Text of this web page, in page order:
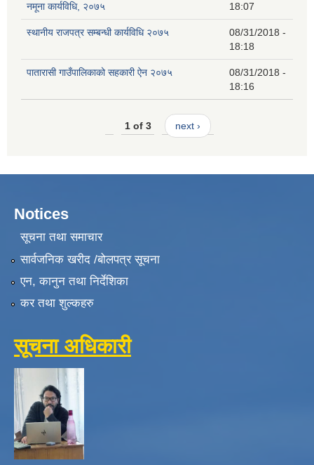
नमूना कार्यविधि, २०७५
18:07
स्थानीय राजपत्र सम्बन्धी कार्यविधि २०७५
08/31/2018 -
18:18
पातारासी गाउँपालिकाको सहकारी ऐन २०७५
08/31/2018 -
18:16
1 of 3 next ›
Notices
सूचना तथा समाचार
सार्वजनिक खरीद /बोलपत्र सूचना
एन, कानुन तथा निर्देशिका
कर तथा शुल्कहरु
सूचना अधिकारी